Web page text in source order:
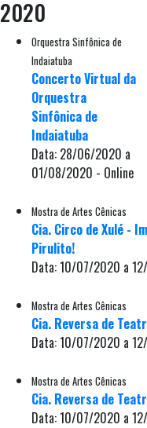
2020
Orquestra Sinfônica de
Indaiatuba
Concerto Virtual da
Orquestra
Sinfônica de
Indaiatuba
Data: 28/06/2020 a
01/08/2020 - Online
Mostra de Artes Cênicas
Cia. Circo de Xulé -
Pirulito!
Data: 10/07/2020 a
Mostra de Artes Cênicas
Cia. Reversa de
Data: 10/07/2020 a
Mostra de Artes Cênicas
Cia. Reversa de
Data: 10/07/2020 a